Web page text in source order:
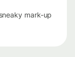
mark-up